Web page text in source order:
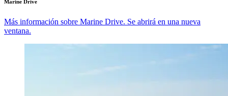
Marine Drive
Más información sobre Marine Drive. Se abrirá en una nueva
ventana.